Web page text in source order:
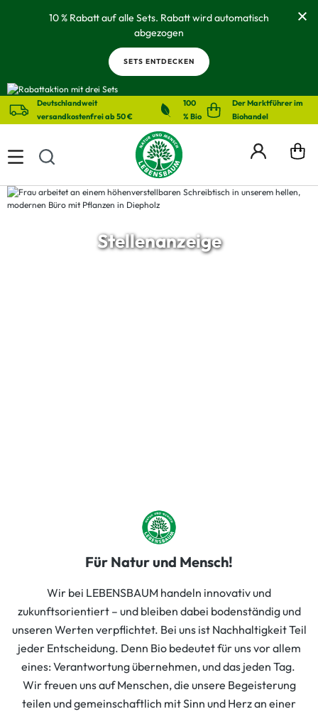
springen10 % Rabatt auf alle Sets. Rabatt wird automatisch
abgezogen
SETS ENTDECKEN
Deutschlandweit
versandkostenfrei ab 50 €
100
% Bio
Der Marktführer im
Biohandel
Stellenanzeige
Für Natur und Mensch!
Wir bei LEBENSBAUM handeln innovativ und
zukunftsorientiert – und bleiben dabei bodenständig und
unseren Werten verpflichtet. Bei uns ist Nachhaltigkeit Teil
jeder Entscheidung. Denn Bio bedeutet für uns vor allem
eines: Verantwortung übernehmen, und das jeden Tag.
Wir freuen uns auf Menschen, die unsere Begeisterung
teilen und gemeinschaftlich mit Sinn und Herz an einer